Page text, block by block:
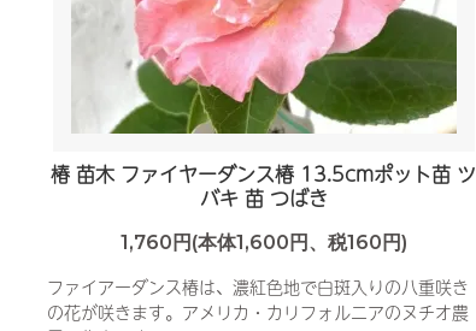
椿 苗木 ファイヤーダンス椿 13.5cmポット苗 ツ
バキ 苗 つばき
1,760円(本体1,600円、税160円)
ファイアーダンス椿は、濃紅色地で白斑入りの八重咲き
の花が咲きます。アメリカ・カリフォルニアのヌチオ農